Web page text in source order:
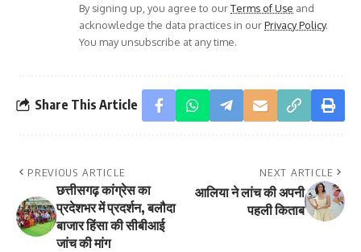
By signing up, you agree to ourTerms of Use and
acknowledge the data practices in ourPrivacy Policy.
You may unsubscribe at any time.
Share This Article
PREVIOUS ARTICLE
छत्तीसगढ़ कांग्रेस का
प्रदेशभर में प्रदर्शन, बलौदा
बाजार हिंसा की सीबीआई
जांच की मांग
NEXT ARTICLE
आलिया ने लांच की अपनी
पहली किताब